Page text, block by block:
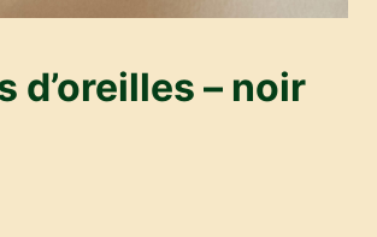
d’oreilles – noir